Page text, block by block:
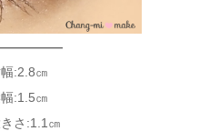
:2.8㎝
:1.5㎝
さ:1.1㎝